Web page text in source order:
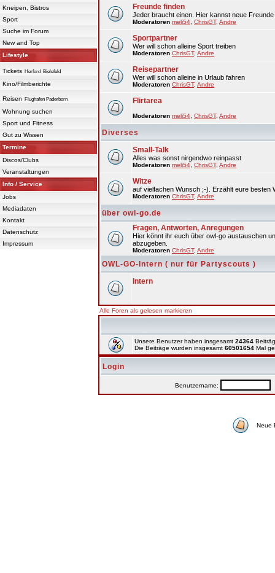
Kneipen, Bistros
Sport
Suche im Forum
New and Top
Lifestyle
Tickets Herford Bielefeld
Kino/Filmberichte
Reisen Flughafen Paderborn
Wohnung suchen
Sport und Fitness
Gut zu Wissen
Termine
Discos/Clubs
Veranstaltungen
Info / Service
Jobs
Mediadaten
Kontakt
Datenschutz
Impressum
Freunde finden
Jeder braucht einen. Hier kannst neue Freunde
Moderatoren meli54 ChrisGT, Andre
Sportpartner
Wer will schon alleine Sport treiben
Moderatoren ChrisGT, Andre
Reisepartner
Wer will schon alleine in Urlaub fahren
Moderatoren ChrisGT, Andre
Flirtarea
Moderatoren meli54 ChrisGT, Andre
Diverses
Small-Talk
Alles was sonst nirgendwo reinpasst
Moderatoren meli54 ChrisGT, Andre
Witze
auf vielfachen Wunsch ;-). Erzählt eure besten
Moderatoren ChrisGT, Andre
über owl-go.de
Fragen, Antworten, Anregungen
Hier könnt ihr euch über owl-go austauschen
abzugeben.
Moderatoren ChrisGT, Andre
OWL-GO-Intern ( nur für Partyscouts )
Intern
Alle Foren als gelesen markieren
Unsere Benutzer haben insgesamt 24364
Die Beiträge wurden insgesamt 60501654 Mal
Login
Benutzername:
Neue